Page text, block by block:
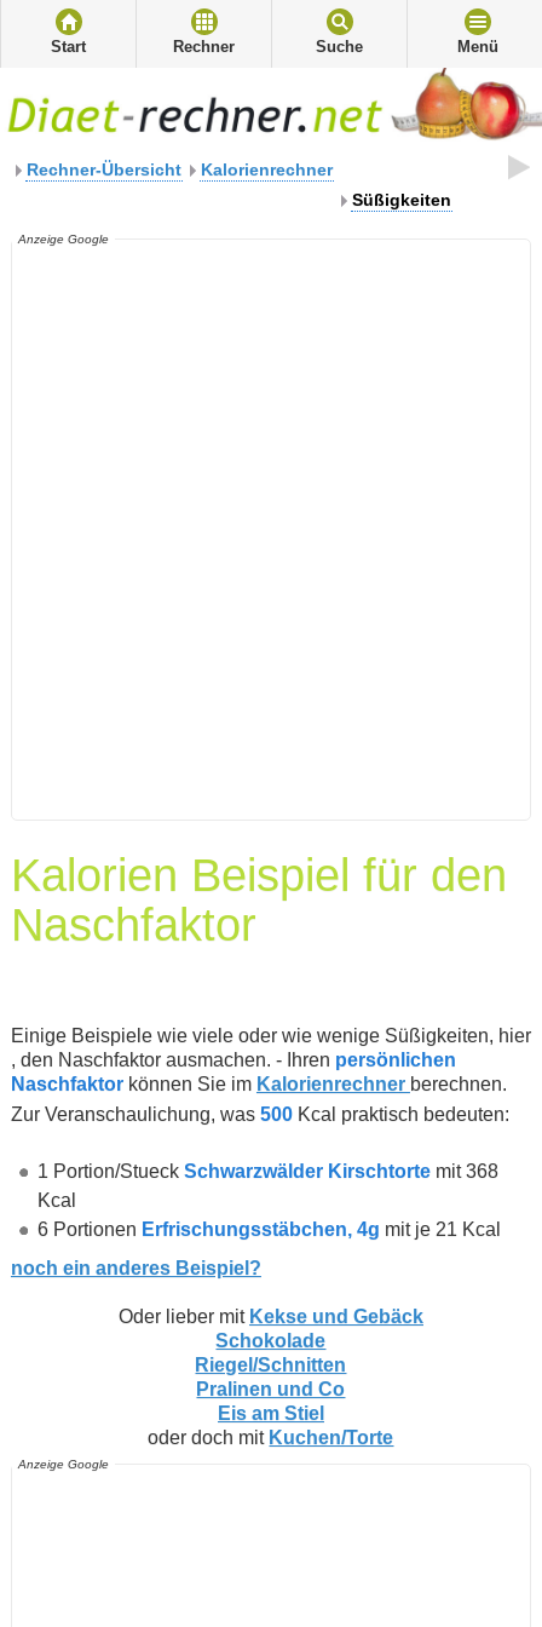
Start Rechner Suche Menü
Rechner-Übersicht
Kalorienrechner
Süßigkeiten
Anzeige Google
Kalorien Beispiel für den
Naschfaktor
Einige Beispiele wie viele oder wie wenige Süßigkeiten, hier
, den Naschfaktor ausmachen. - Ihren persönlichen
Naschfaktorkönnen Sie im Kalorienrechner berechnen.
Zur Veranschaulichung, was 500Kcal praktisch bedeuten:
1 Portion/StueckSchwarzwälder Kirschtorte mit 368
Kcal
6 Portionen Erfrischungsstäbchen, 4g mit je 21 Kcal
noch ein anderes Beispiel?
Oder lieber mit Kekse und Gebäck
Schokolade
Riegel/Schnitten
Pralinen und Co
Eis am Stiel
oder doch mit Kuchen/Torte
Anzeige Google